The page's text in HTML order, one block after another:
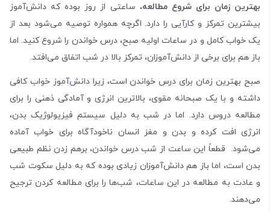
بهترین زمان برای شروع مطالعه، ساعتی از روز بوده که دانش‌آموز
بیشترین تمرکز و کارآیی را دارد. اگرچه همواره توصیه می‌شود بعد از
یک خواب کامل و در ساعات اولیه صبح، درس خواندن را شروع کنید. اما
باز هم برای برخی از دانش‌‌آموزان، تمرکز بالا در شب اتفاق می‌افتد.
صبح بهترین زمان برای درس خواندن است، زیرا دانش‌آموز خواب کافی
داشته و با یک صبحانه مقوی، بالاترین انرژی و آمادگی ذهنی را برای
مطالعه دروس دارد. اما در شب به دلیل سیستم فیزیولوژیک بدن،
انرژی افت کرده و بدن و مغز انسان ناخودآگاه برای خواب آماده
می‌شود. قطعاً این ساعت از شب درس خواندن، برهم زدن نظم طبیعی
بدن است، اما باز هم دانش‌آموزان زیادی بوده که به دلیل سکوت شب
و عادت به مطالعه در این ساعات، شب‌ها را برای مطالعه کردن ترجیح
می‌دهند.